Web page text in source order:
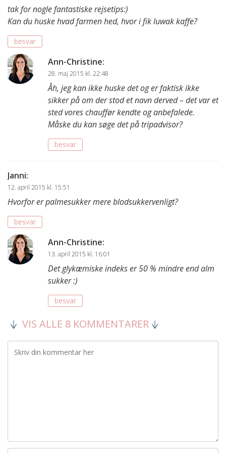
tak for nogle fantastiske rejsetips:)
Kan du huske hvad farmen hed, hvor i fik luwak kaffe?
besvar
Ann-Christine:
28. maj 2015 kl. 22:48
Åh, jeg kan ikke huske det og er faktisk ikke
sikker på om der stod et navn derved – det var et
sted vores chauffør kendte og anbefalede.
Måske du kan søge det på tripadvisor?
besvar
Janni:
12. april 2015 kl. 15:51
Hvorfor er palmesukker mere blodsukkervenligt?
besvar
Ann-Christine:
13. april 2015 kl. 16:01
Det glykæmiske indeks er 50 % mindre end alm
sukker :)
besvar
VIS ALLE 8 KOMMENTARER